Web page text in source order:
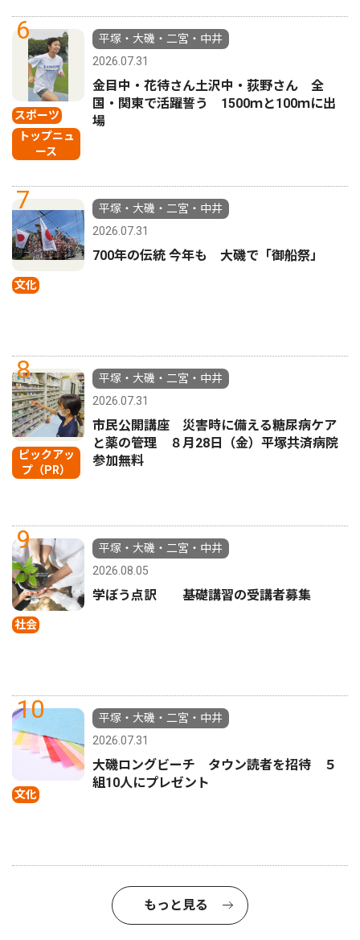
6
スポーツ
トップニュ
ース
平塚・大磯・二宮・中井
2026.07.31
金目中・花待さん土沢中・荻野さん 全
国・関東で活躍誓う 1500ｍと100ｍに出
場
7
文化
平塚・大磯・二宮・中井
2026.07.31
700年の伝統 今年も 大磯で「御船祭」
8
ピックアッ
プ（PR）
平塚・大磯・二宮・中井
2026.07.31
市民公開講座 災害時に備える糖尿病ケア
と薬の管理 ８月28日（金）平塚共済病院
参加無料
9
社会
平塚・大磯・二宮・中井
2026.08.05
学ぼう点訳 基礎講習の受講者募集
10
文化
平塚・大磯・二宮・中井
2026.07.31
大磯ロングビーチ タウン読者を招待 ５
組10人にプレゼント
もっと見る